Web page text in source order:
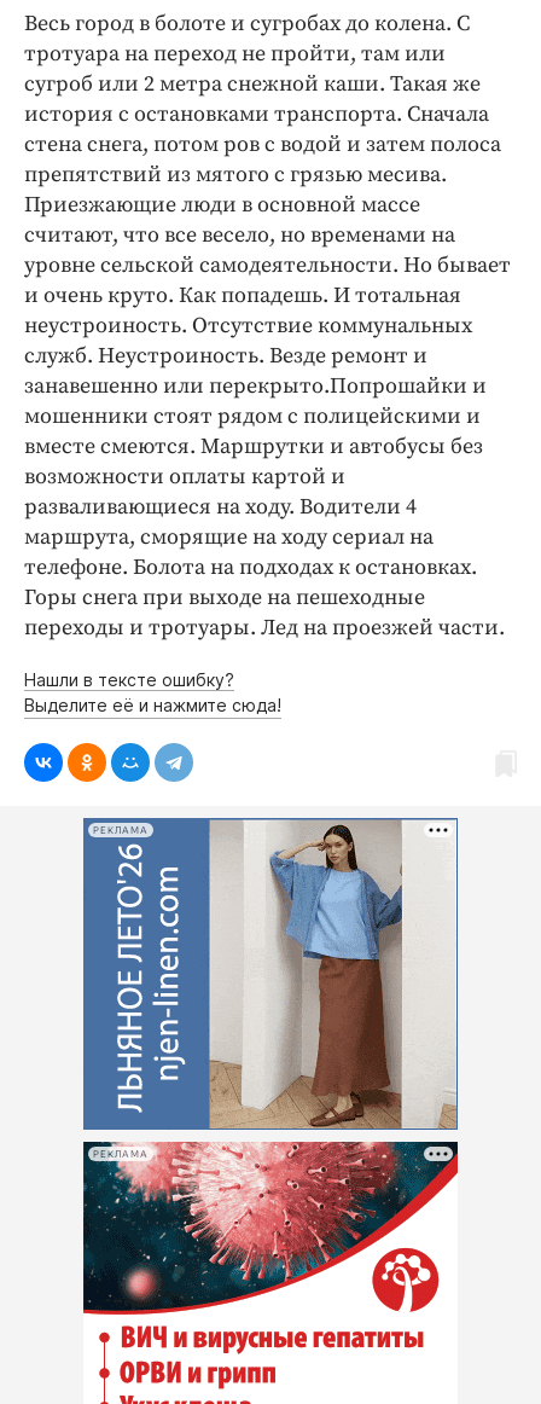
Праздники
Происшествия
Спорт
Экономика и бизнес
ПРОЕКТЫ
Блоги
Издания
Медиаперсона
Интересное чтиво
Клиника года
Бренд года
Работодатель года
Весь город в болоте и сугробах до колена. С
тротуара на переход не пройти, там или
сугроб или 2 метра снежной каши. Такая же
история с остановками транспорта. Сначала
стена снега, потом ров с водой и затем полоса
препятствий из мятого с грязью месива.
Приезжающие люди в основной массе
считают, что все весело, но временами на
уровне сельской самодеятельности. Но бывает
и очень круто. Как попадешь. И тотальная
неустроиность. Отсутствие коммунальных
служб. Неустроиность. Везде ремонт и
занавешенно или перекрыто.Попрошайки и
мошенники стоят рядом с полицейскими и
вместе смеются. Маршрутки и автобусы без
возможности оплаты картой и
разваливающиеся на ходу. Водители 4
маршрута, сморящие на ходу сериал на
телефоне. Болота на подходах к остановках.
Горы снега при выходе на пешеходные
переходы и тротуары. Лед на проезжей части.
Нашли в тексте ошибку?
Выделите её и нажмите сюда!
РЕКЛАМА
РЕКЛАМА